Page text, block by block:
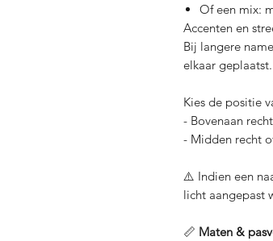
Of een mix:
Accenten en
Bij langere
elkaar geplaatst.
Kies de positie
- Bovenaan
- Midden recht
⚠️ Indien een
licht aangepast
📏 Maten &